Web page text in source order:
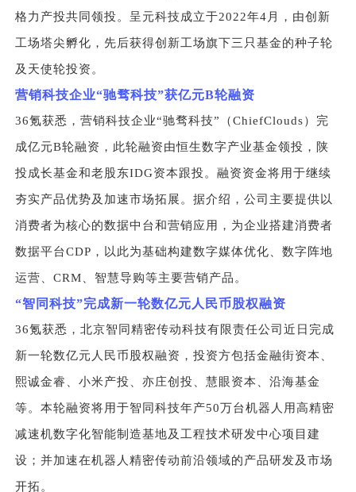
格力产投共同领投。呈元科技成立于2022年4月，由创新
工场塔尖孵化，先后获得创新工场旗下三只基金的种子轮
及天使轮投资。
营销科技企业“驰骛科技”获亿元B轮融资
36氪获悉，营销科技企业“驰骛科技”（ChiefClouds）完
成亿元B轮融资，此轮融资由恒生数字产业基金领投，陕
投成长基金和老股东IDG资本跟投。融资资金将用于继续
夯实产品优势及加速市场拓展。据介绍，公司主要提供以
消费者为核心的数据中台和营销应用，为企业搭建消费者
数据平台CDP，以此为基础构建数字媒体优化、数字阵地
运营、CRM、智慧导购等主要营销产品。
“智同科技”完成新一轮数亿元人民币股权融资
36氪获悉，北京智同精密传动科技有限责任公司近日完成
新一轮数亿元人民币股权融资，投资方包括金融街资本、
熙诚金睿、小米产投、亦庄创投、慧眼资本、沿海基金
等。本轮融资将用于智同科技年产50万台机器人用高精密
减速机数字化智能制造基地及工程技术研发中心项目建
设；并加速在机器人精密传动前沿领域的产品研发及市场
开拓。